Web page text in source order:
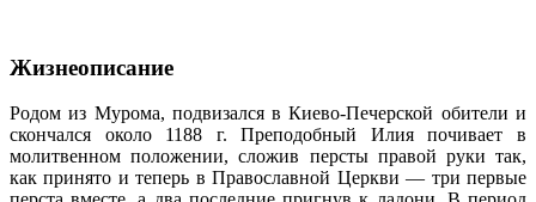
Жизнеописание
Родом из Мурома, подвизался в Киево-Печерской обители и
скончался около 1188 г. Преподобный Илия почивает в
молитвенном положении, сложив персты правой руки так,
как принято и теперь в Православной Церкви — три первые